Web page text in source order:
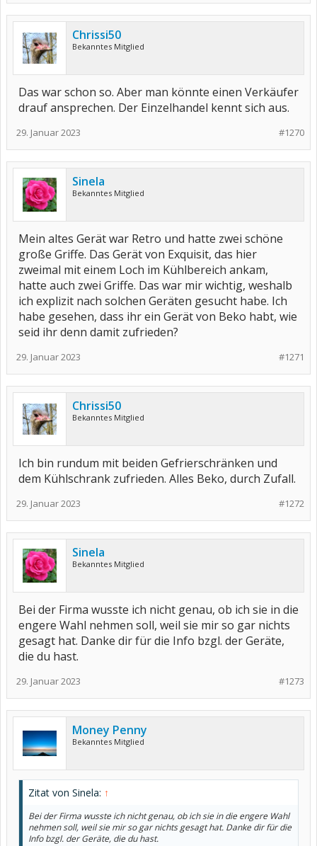
Chrissi50
Bekanntes Mitglied
Das war schon so. Aber man könnte einen Verkäufer
drauf ansprechen. Der Einzelhandel kennt sich aus.
#1270
29. Januar 2023
Sinela
Bekanntes Mitglied
Mein altes Gerät war Retro und hatte zwei schöne
große Griffe. Das Gerät von Exquisit, das hier
zweimal mit einem Loch im Kühlbereich ankam,
hatte auch zwei Griffe. Das war mir wichtig, weshalb
ich explizit nach solchen Geräten gesucht habe. Ich
habe gesehen, dass ihr ein Gerät von Beko habt, wie
seid ihr denn damit zufrieden?
#1271
29. Januar 2023
Chrissi50
Bekanntes Mitglied
Ich bin rundum mit beiden Gefrierschränken und
dem Kühlschrank zufrieden. Alles Beko, durch Zufall.
#1272
29. Januar 2023
Sinela
Bekanntes Mitglied
Bei der Firma wusste ich nicht genau, ob ich sie in die
engere Wahl nehmen soll, weil sie mir so gar nichts
gesagt hat. Danke dir für die Info bzgl. der Geräte,
die du hast.
#1273
29. Januar 2023
Money Penny
Bekanntes Mitglied
Zitat von Sinela: ↑
Bei der Firma wusste ich nicht genau, ob ich sie in die engere Wahl
nehmen soll, weil sie mir so gar nichts gesagt hat. Danke dir für die
Info bzgl. der Geräte, die du hast.